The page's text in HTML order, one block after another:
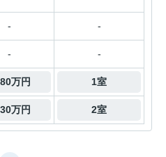
- -
- -
万円 1室
万円 2室